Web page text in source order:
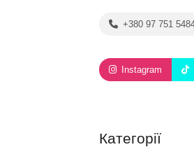
+380 97 751
Instagram
Категорії